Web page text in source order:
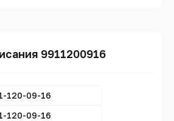
9911200916
120-09-16
120-09-16